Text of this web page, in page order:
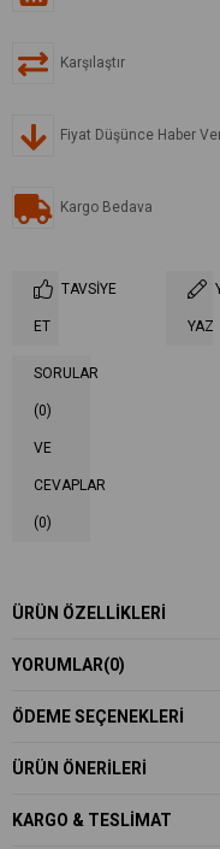
Karşılaştır
Fiyat Düşünce Haber
Kargo Bedava
TAVSIYE
ET YAZ
SORULAR
(0)
VE
CEVAPLAR
(0)
ÜRÜN ÖZELLIKLERI
YORUMLAR(0)
ÖDEME SEÇENEKLERI
ÜRÜN ÖNERILERI
KARGO & TESLIMAT